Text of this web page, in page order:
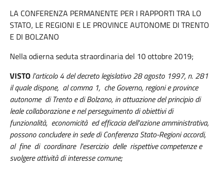
LA CONFERENZA PERMANENTE PER I RAPPORTI TRA LO
STATO, LE REGIONI E LE PROVINCE AUTONOME DI TRENTO
E DI BOLZANO
Nella odierna seduta straordinaria del 10 ottobre 2019;
VISTO l’articolo 4 del decreto legislativo 28 agosto 1997, n. 281
il quale dispone, al comma 1, che Governo, regioni e province
autonome di Trento e di Bolzano, in attuazione del principio di
leale collaborazione e nel perseguimento di obiettivi di
funzionalità, economicità ed efficacia dell'azione amministrativa,
possono concludere in sede di Conferenza Stato-Regioni accordi,
al fine di coordinare l'esercizio delle rispettive competenze e
svolgere attività di interesse comune;